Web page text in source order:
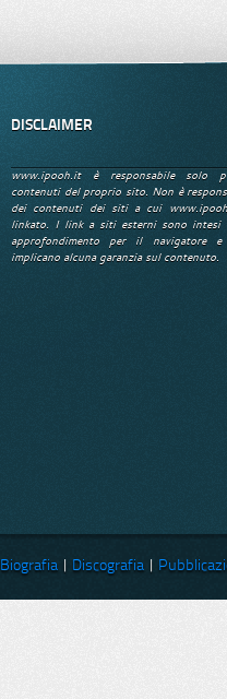
DISCLAIMER
www.ipooh.it è responsabile solo
contenuti del proprio sito. Non è
dei contenuti dei siti a cui
linkato. I link a siti esterni sono intesi
approfondimento per il navigatore
implicano alcuna garanzia sul contenuto.
Biografia Discografia